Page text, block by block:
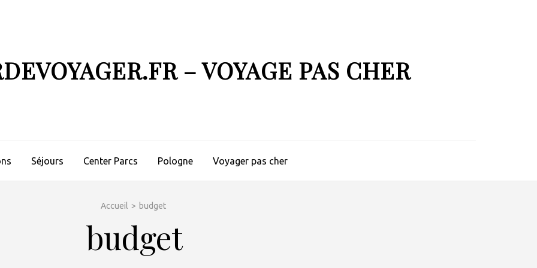
– VOYAGE PAS CHER
Séjours Center Parcs Pologne Voyager pas cher
Accueil > budget
budget